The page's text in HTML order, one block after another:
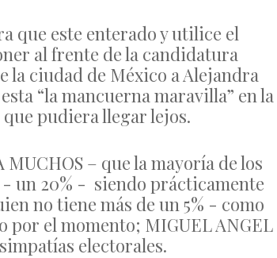
que este enterado y utilice el
al frente de la candidatura
la ciudad de México a Alejandra
“la mancuerna maravilla” en la
pudiera llegar lejos.
MUCHOS – que la mayoría de los
- un 20% - siendo prácticamente
no tiene más de un 5% - como
por el momento; MIGUEL ANGEL
electorales.